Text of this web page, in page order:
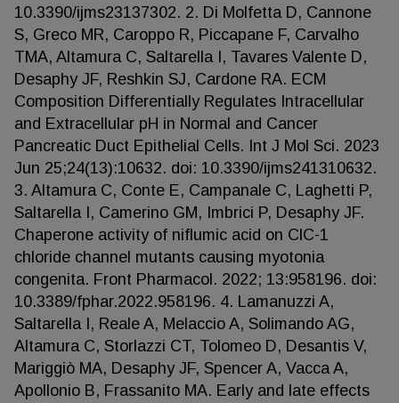
10.3390/ijms23137302. 2. Di Molfetta D, Cannone
S, Greco MR, Caroppo R, Piccapane F, Carvalho
TMA, Altamura C, Saltarella I, Tavares Valente D,
Desaphy JF, Reshkin SJ, Cardone RA. ECM
Composition Differentially Regulates Intracellular
and Extracellular pH in Normal and Cancer
Pancreatic Duct Epithelial Cells. Int J Mol Sci. 2023
Jun 25;24(13):10632. doi: 10.3390/ijms241310632.
3. Altamura C, Conte E, Campanale C, Laghetti P,
Saltarella I, Camerino GM, Imbrici P, Desaphy JF.
Chaperone activity of niflumic acid on ClC-1
chloride channel mutants causing myotonia
congenita. Front Pharmacol. 2022; 13:958196. doi:
10.3389/fphar.2022.958196. 4. Lamanuzzi A,
Saltarella I, Reale A, Melaccio A, Solimando AG,
Altamura C, Storlazzi CT, Tolomeo D, Desantis V,
Mariggiò MA, Desaphy JF, Spencer A, Vacca A,
Apollonio B, Frassanito MA. Early and late effects